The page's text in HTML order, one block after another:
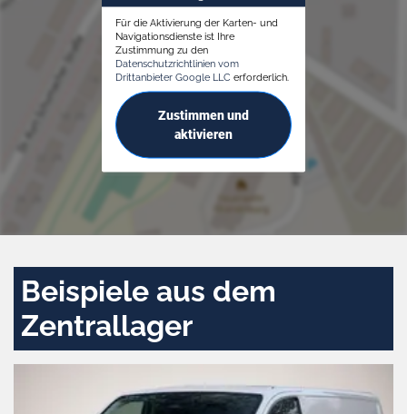
Für die Aktivierung der Karten- und
Navigationsdienste ist Ihre
Zustimmung zu den
Datenschutzrichtlinien vom
Drittanbieter Google LLC erforderlich.
Zustimmen und
aktivieren
Beispiele aus dem
Zentrallager